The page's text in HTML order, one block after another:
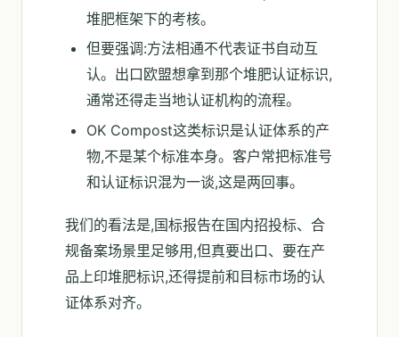
堆肥框架下的考核。
但要强调:方法相通不代表证书自动互
认。出口欧盟想拿到那个堆肥认证标识,
通常还得走当地认证机构的流程。
OK Compost这类标识是认证体系的产
物,不是某个标准本身。客户常把标准号
和认证标识混为一谈,这是两回事。
我们的看法是,国标报告在国内招投标、合
规备案场景里足够用,但真要出口、要在产
品上印堆肥标识,还得提前和目标市场的认
证体系对齐。